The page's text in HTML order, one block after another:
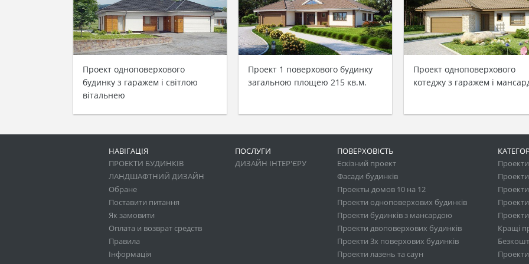
Проект одноповерхового
будинку з гаражем і світлою
вітальнею
Проект 1 поверхового будинку
загальною площею 215 кв.м.
Проект одноповерхового
котеджу з гаражем і
НАВІГАЦІЯ
ПРОЕКТИ БУДИНКІВ
ЛАНДШАФТНИЙ ДИЗАЙН
Обране
Поставити питання
Як замовити
Оплата и возврат средств
Правила
Інформація
ПОСЛУГИ
ДИЗАЙН ІНТЕР'ЄРУ
ПОВЕРХОВІСТЬ
Ескізний проект
Фасади будинків
Проекты домов 10 на 12
Проекти одноповерхових будинків
Проекти будинків з мансардою
Проекти двоповерхових будинків
Проекти 3х поверхових будинків
Проекти лазень та саун
Проекти
Проекти
Кращі